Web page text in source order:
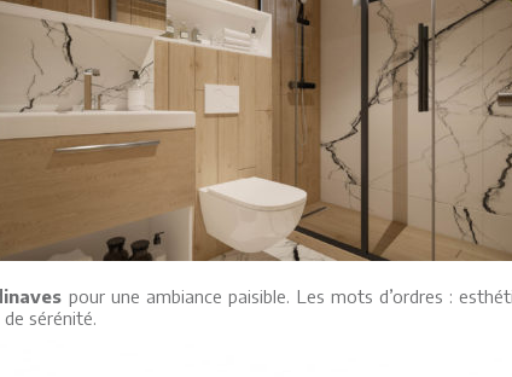
pour une ambiance paisible. Les mots d’ordres :
sérénité.